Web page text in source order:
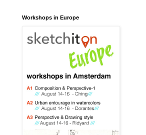
Workshops in Europe